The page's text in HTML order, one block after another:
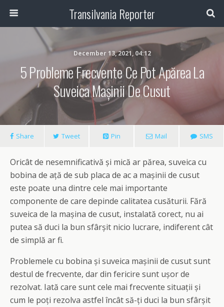
Transilvania Reporter
December 13, 2021, 04:12
5 Probleme Frecvente Ce Pot Apărea La
Suveica Mașinii De Cusut
Share Tweet Pin Mail SMS
Oricât de nesemnificativă și mică ar părea, suveica cu
bobina de ață de sub placa de ac a mașinii de cusut
este poate una dintre cele mai importante
componente de care depinde calitatea cusăturii. Fără
suveica de la mașina de cusut, instalată corect, nu ai
putea să duci la bun sfârșit nicio lucrare, indiferent cât
de simplă ar fi.
Problemele cu bobina și suveica mașinii de cusut sunt
destul de frecvente, dar din fericire sunt ușor de
rezolvat. Iată care sunt cele mai frecvente situații și
cum le poți rezolva astfel încât să-ți duci la bun sfârșit